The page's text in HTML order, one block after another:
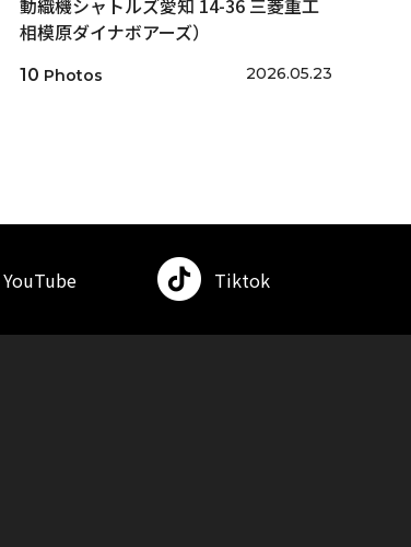
動織機シャトルズ愛知 14-36 三菱重工
相模原ダイナボアーズ）
10 Photos 2026.05.23
YouTube Tiktok